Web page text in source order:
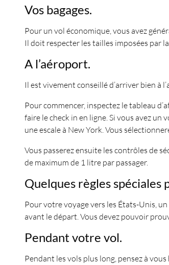
Vos bagages.
Pour un vol économique, vous avez
Il doit respecter les tailles imposées par
A l’aéroport.
Il est vivement conseillé d’arriver bien à
Pour commencer, inspectez le tableau
faire le check in en ligne. Si vous avez un
une escale à New York. Vous
Vous passerez ensuite les contrôles de
de maximum de 1 litre par passager.
Quelques règles spéciales
Pour votre voyage vers les États-Unis,
avant le départ. Vous devez pouvoir
Pendant votre vol.
Pendant les vols plus long, pensez à